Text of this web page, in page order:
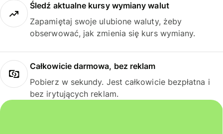
Śledź aktualne kursy wymiany walut
Zapamiętaj swoje ulubione waluty, żeby
obserwować, jak zmienia się kurs wymiany.
Całkowicie darmowa, bez reklam
Pobierz w sekundy. Jest całkowicie bezpłatna i
bez irytujących reklam.